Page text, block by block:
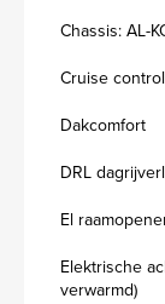
Chassis: AL-
Cruise control
Dakcomfort
DRL
El
Elektrische
verwarmd)